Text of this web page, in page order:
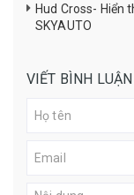
Hud Cross- Hiển
SKYAUTO
VIẾT BÌNH